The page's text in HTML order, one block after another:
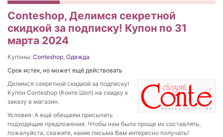
Conteshop, Делимся секретной
скидкой за подписку! Купон по 31
марта 2024
Купоны: Conteshop Одежда
Срок истек, но может ещё действовать
Делимся секретной скидкой за подписку!
Купон Conteshop (Конте Шоп) на скидку к
заказу в магазин.
Условия: А ещё обещаем присылать
подходящие предложения. Чтобы нам было проще их составлять,
пожалуйста, скажите, какие письма Вам интересно получать!